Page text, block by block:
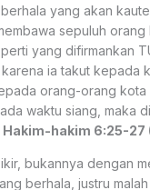
yang akan
sepuluh orang
yang difirmankan
ia takut kepada
orang-orang kota
waktu siang, maka
Hakim-hakim 6:25-27
bukannya dengan
berhala, justru